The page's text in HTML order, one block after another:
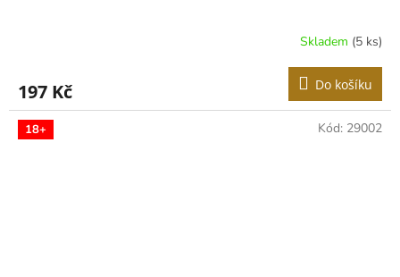
Skladem (5 ks)
197 Kč Do košíku
18+ Kód: 29002